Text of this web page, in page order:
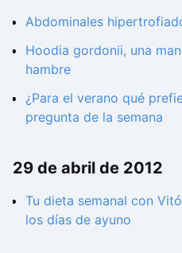
Abdominales
Hoodia gordonii, una
hambre
¿Para el verano qué
pregunta de la semana
29 de abril de 2012
Tu dieta semanal con
los días de ayuno